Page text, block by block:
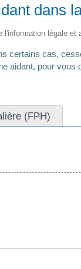
dans
l'information légale et
certains cas,
aidant, pour vous
(FPH)